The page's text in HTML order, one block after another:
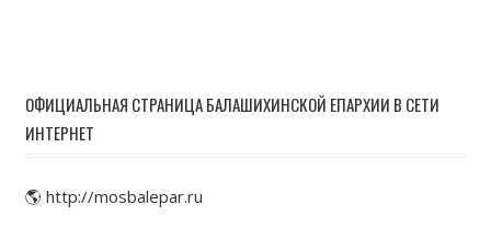
ОФИЦИАЛЬНАЯ СТРАНИЦА БАЛАШИХИНСКОЙ ЕПАРХИИ В СЕТИ
ИНТЕРНЕТ
🌎 http://mosbalepar.ru